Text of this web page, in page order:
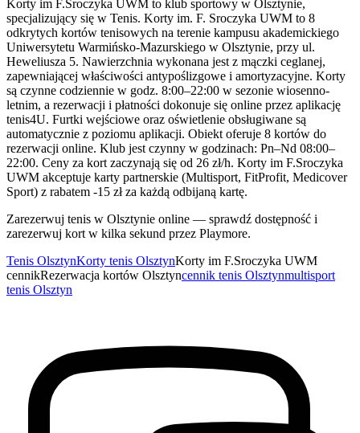
Korty im F.Sroczyka UWM to klub sportowy w Olsztynie,
specjalizujący się w Tenis. Korty im. F. Sroczyka UWM to 8
odkrytych kortów tenisowych na terenie kampusu akademickiego
Uniwersytetu Warmińsko-Mazurskiego w Olsztynie, przy ul.
Heweliusza 5. Nawierzchnia wykonana jest z mączki ceglanej,
zapewniającej właściwości antypoślizgowe i amortyzacyjne. Korty
są czynne codziennie w godz. 8:00–22:00 w sezonie wiosenno-
letnim, a rezerwacji i płatności dokonuje się online przez aplikację
tenis4U. Furtki wejściowe oraz oświetlenie obsługiwane są
automatycznie z poziomu aplikacji. Obiekt oferuje 8 kortów do
rezerwacji online. Klub jest czynny w godzinach: Pn–Nd 08:00–
22:00. Ceny za kort zaczynają się od 26 zł/h. Korty im F.Sroczyka
UWM akceptuje karty partnerskie (Multisport, FitProfit, Medicover
Sport) z rabatem -15 zł za każdą odbijaną kartę.
Zarezerwuj tenis w Olsztynie online — sprawdź dostępność i
zarezerwuj kort w kilka sekund przez Playmore.
Tenis OlsztynKorty tenis OlsztynKorty im F.Sroczyka UWM
cennikRezerwacja kortów Olsztyncennik tenis Olsztynmultisport
tenis Olsztyn